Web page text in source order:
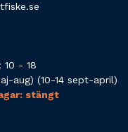
10 - 18
aug) (10-14 sept-april)
stängt